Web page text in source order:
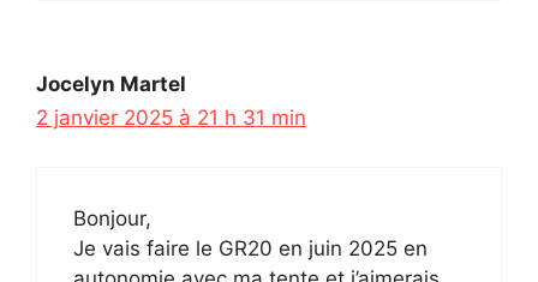
Jocelyn Martel
2 janvier 2025 à 21 h 31 min
Bonjour,
Je vais faire le GR20 en juin 2025 en